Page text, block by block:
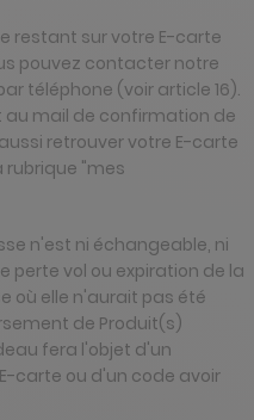
restant sur votre E-carte
pouvez contacter notre
téléphone (voir article 16).
au mail de confirmation de
retrouver votre E-carte
rubrique "mes
n'est ni échangeable, ni
perte vol ou expiration de la
où elle n'aurait pas été
de Produit(s)
fera l'objet d'un
carte ou d'un code avoir